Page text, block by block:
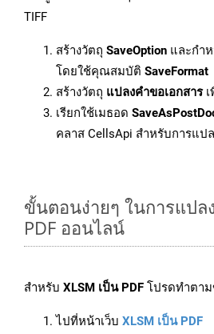
TIFF
สร้างวัตถุ SaveOption และกำ
โดยใช้คุณสมบัติ SaveFormat
สร้างวัตถุ แปลงคำขอเอกสารเ
เรียกใช้เมธอด
คลาส CellsApi สำหรับการแป
ขั้นตอนง่ายๆ ในการแปล
PDF ออนไลน์
สำหรับ XLSM เป็น PDF โปรดทำตา
ไปที่หน้าเว็บ XLSM เป็น PDF